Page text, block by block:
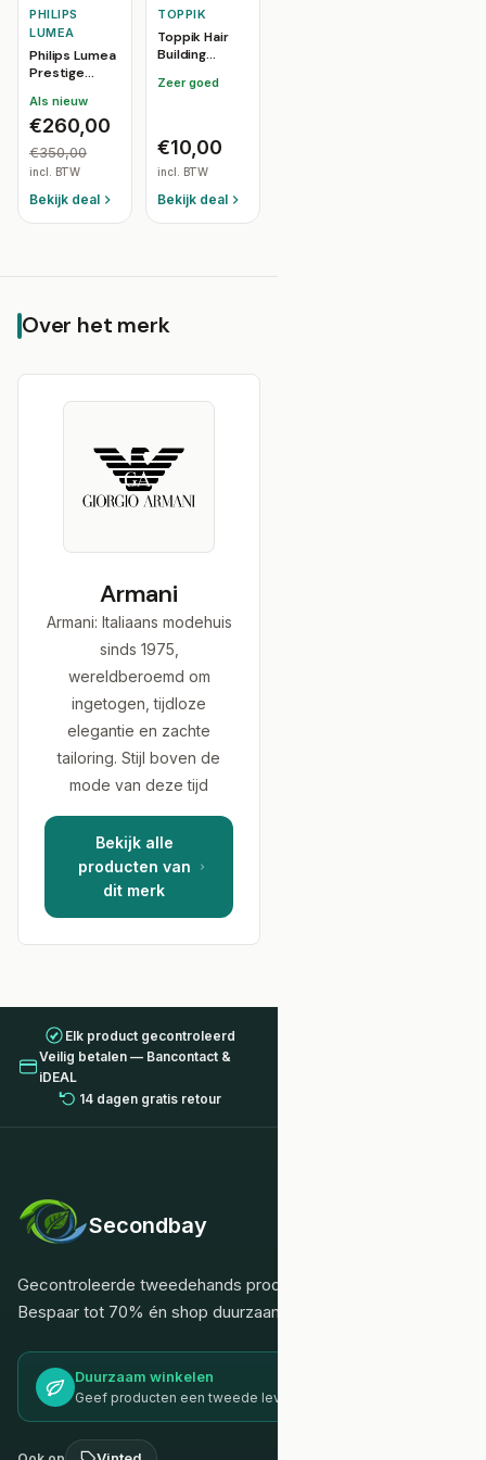
PHILIPS
LUMEA
Philips Lumea
Prestige
BRI949/00 IPL
ontharingsapparaat
opzetstukken
Als nieuw
€260,00
€350,00
incl. BTW
Bekijk deal
TOPPIK
Toppik Hair
Building
Middenbruin -
Zeer goed
€10,00
incl. BTW
Bekijk deal
Over het merk
Armani
Armani: Italiaans modehuis
sinds 1975,
wereldberoemd om
ingetogen, tijdloze
elegantie en zachte
tailoring. Stijl boven de
mode van deze tijd
Bekijk alle
producten van
dit merk
Elk product gecontroleerd
Veilig betalen — Bancontact &
iDEAL
14 dagen gratis retour
Secondbay
Gecontroleerde tweedehands producten.
Bespaar tot 70% én shop duurzaam.
Duurzaam winkelen
Geef producten een tweede leven